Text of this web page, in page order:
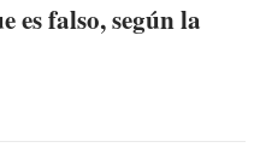
es falso, según la